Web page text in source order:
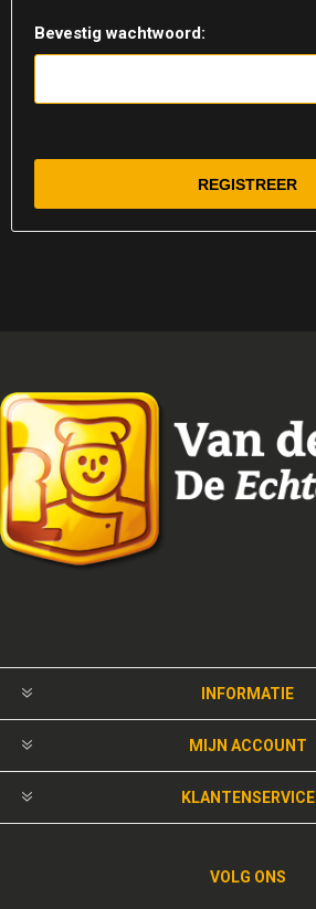
Bevestig wachtwoord:
INFORMATIE
MIJN ACCOUNT
KLANTENSERVICE
VOLG ONS